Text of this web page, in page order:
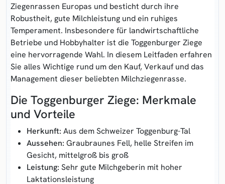
Ziegenrassen Europas und besticht durch ihre
Robustheit, gute Milchleistung und ein ruhiges
Temperament. Insbesondere für landwirtschaftliche
Betriebe und Hobbyhalter ist die Toggenburger Ziege
eine hervorragende Wahl. In diesem Leitfaden erfahren
Sie alles Wichtige rund um den Kauf, Verkauf und das
Management dieser beliebten Milchziegenrasse.
Die Toggenburger Ziege: Merkmale
und Vorteile
Herkunft: Aus dem Schweizer Toggenburg-Tal
Aussehen: Graubraunes Fell, helle Streifen im
Gesicht, mittelgroß bis groß
Leistung: Sehr gute Milchgeberin mit hoher
Laktationsleistung